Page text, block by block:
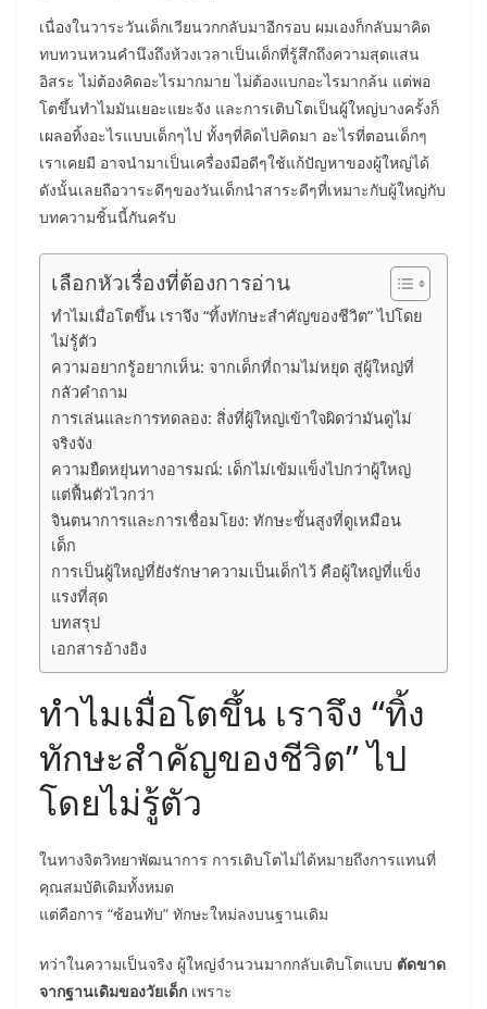
เนื่องในวาระวันเด็กเวียนวกกลับมาอีกรอบ ผมเองก็กลับมาคิด
ทบทวนหวนคำนึงถึงห้วงเวลาเป็นเด็กที่รู้สึกถึงความสุดแสน
อิสระ ไม่ต้องคิดอะไรมากมาย ไม่ต้องแบกอะไรมากล้น แต่พอ
โตขึ้นทำไมมันเยอะแยะจัง และการเติบโตเป็นผู้ใหญ่บางครั้งก็
เผลอทิ้งอะไรแบบเด็กๆไป ทั้งๆที่คิดไปคิดมา อะไรที่ตอนเด็กๆ
เราเคยมี อาจนำมาเป็นเครื่องมือดีๆใช้แก้ปัญหาของผู้ใหญ่ได้
ดังนั้นเลยถือวาระดีๆของวันเด็กนำสาระดีๆที่เหมาะกับผู้ใหญ่กับ
บทความชิ้นนี้กันครับ
เลือกหัวเรื่องที่ต้องการอ่าน
ทำไมเมื่อโตขึ้น เราจึง “ทิ้งทักษะสำคัญของชีวิต” ไปโดย
ไม่รู้ตัว
ความอยากรู้อยากเห็น: จากเด็กที่ถามไม่หยุด สู่ผู้ใหญ่ที่
กลัวคำถาม
การเล่นและการทดลอง: สิ่งที่ผู้ใหญ่เข้าใจผิดว่ามันดูไม่
จริงจัง
ความยืดหยุ่นทางอารมณ์: เด็กไม่เข้มแข็งไปกว่าผู้ใหญ่
แต่ฟื้นตัวไวกว่า
จินตนาการและการเชื่อมโยง: ทักษะขั้นสูงที่ดูเหมือน
เด็ก
การเป็นผู้ใหญ่ที่ยังรักษาความเป็นเด็กไว้ คือผู้ใหญ่ที่แข็ง
แรงที่สุด
บทสรุป
เอกสารอ้างอิง
ทำไมเมื่อโตขึ้น เราจึง “ทิ้ง
ทักษะสำคัญของชีวิต” ไป
โดยไม่รู้ตัว
ในทางจิตวิทยาพัฒนาการ การเติบโตไม่ได้หมายถึงการแทนที่
คุณสมบัติเดิมทั้งหมด
แต่คือการ “ซ้อนทับ” ทักษะใหม่ลงบนฐานเดิม
ทว่าในความเป็นจริง ผู้ใหญ่จำนวนมากกลับเติบโตแบบ ตัดขาด
จากฐานเดิมของวัยเด็ก เพราะ